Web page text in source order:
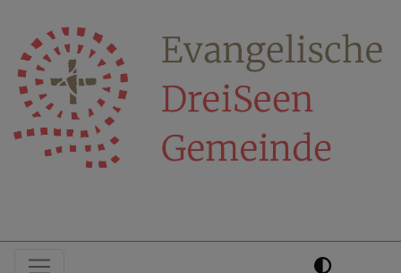
Inhalt
Hauptnavigation